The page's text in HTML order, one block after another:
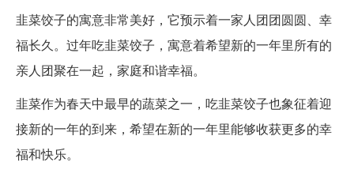
韭菜饺子的寓意非常美好，它预示着一家人团团圆圆、幸
福长久。过年吃韭菜饺子，寓意着希望新的一年里所有的
亲人团聚在一起，家庭和谐幸福。
韭菜作为春天中最早的蔬菜之一，吃韭菜饺子也象征着迎
接新的一年的到来，希望在新的一年里能够收获更多的幸
福和快乐。